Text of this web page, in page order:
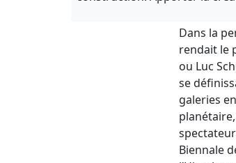
Dans la
rendait le
ou Luc
se
galeries
Biennale